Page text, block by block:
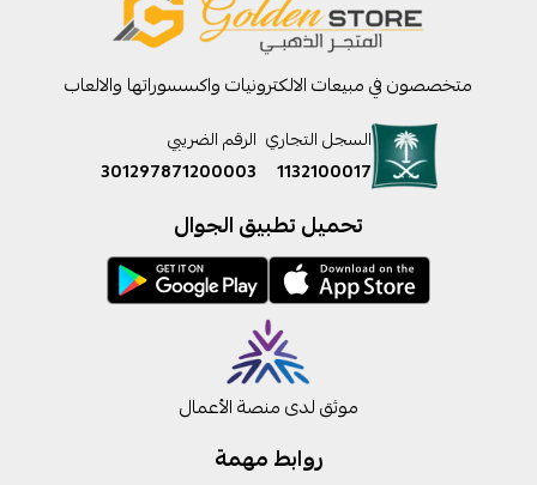
روابط مهمة
متخصصون في مبيعات الالكترونيات واكسسوراتها والالعاب
السجل التجاري
1132100017
الرقم الضريبي
301297871200003
تحميل تطبيق الجوال
موثق لدى منصة الأعمال